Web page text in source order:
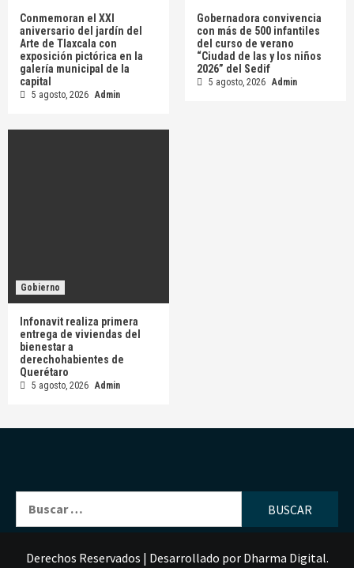
Conmemoran el XXI
aniversario del jardín del
Arte de Tlaxcala con
exposición pictórica en la
galería municipal de la
capital
5 agosto, 2026 Admin
Gobernadora convivencia
con más de 500 infantiles
del curso de verano
“Ciudad de las y los niños
2026” del Sedif
5 agosto, 2026 Admin
Gobierno
Infonavit realiza primera
entrega de viviendas del
bienestar a
derechohabientes de
Querétaro
5 agosto, 2026 Admin
Derechos Reservados | Desarrollado por Dharma Digital.